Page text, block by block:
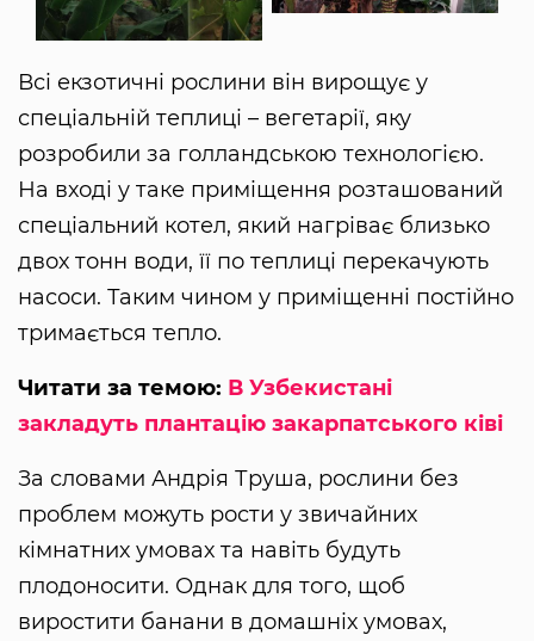
Всі екзотичні рослини він вирощує у
спеціальній теплиці – вегетарії, яку
розробили за голландською технологією.
На вході у таке приміщення розташований
спеціальний котел, який нагріває близько
двох тонн води, її по теплиці перекачують
насоси. Таким чином у приміщенні постійно
тримається тепло.
Читати за темою: В Узбекистані
закладуть плантацію закарпатського ківі
За словами Андрія Труша, рослини без
проблем можуть рости у звичайних
кімнатних умовах та навіть будуть
плодоносити. Однак для того, щоб
виростити банани в домашніх умовах,